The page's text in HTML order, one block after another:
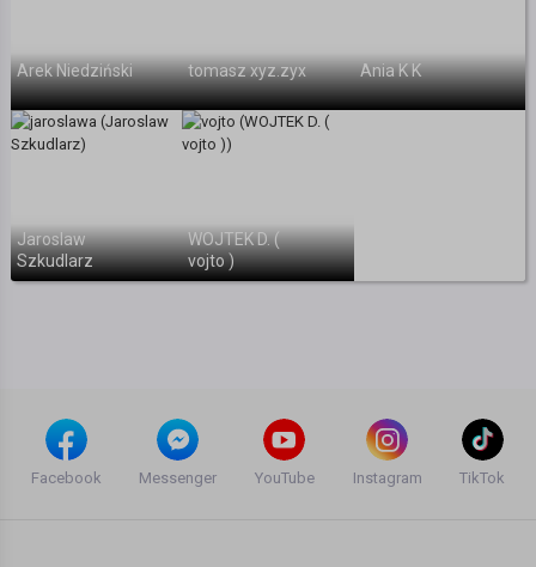
Arek Niedziński tomasz xyz.zyx Ania K K
Jaroslaw
Szkudlarz
WOJTEK D. (
vojto )
Facebook Messenger YouTube Instagram TikTok